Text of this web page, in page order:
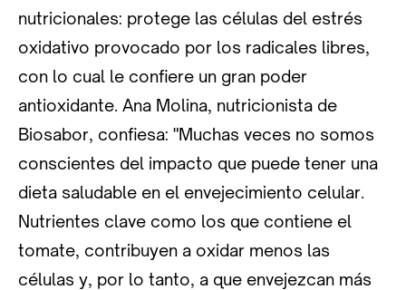
nutricionales: protege las células del estrés
oxidativo provocado por los radicales libres,
con lo cual le confiere un gran poder
antioxidante. Ana Molina, nutricionista de
Biosabor, confiesa: "Muchas veces no somos
conscientes del impacto que puede tener una
dieta saludable en el envejecimiento celular.
Nutrientes clave como los que contiene el
tomate, contribuyen a oxidar menos las
células y, por lo tanto, a que envejezcan más